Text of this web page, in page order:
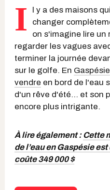
I
l y a des maisons
changer
on s'imagine lire un
regarder les vagues
terminer la journée
sur le golfe. En Gaspésie
vendre en bord de l'eau
d'un rêve d'été... et son
encore plus intrigante.
À lire également : Cette
de l’eau en Gaspésie
coûte 349 000 $